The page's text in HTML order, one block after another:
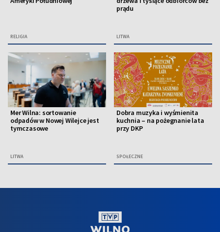
RELIGIA
prądu
LITWA
Mer Wilna: sortowanie
odpadów w Nowej Wilejce jest
tymczasowe
LITWA
Dobra muzyka i wyśmienita
kuchnia – na pożegnanie lata
przy DKP
SPOŁECZNE